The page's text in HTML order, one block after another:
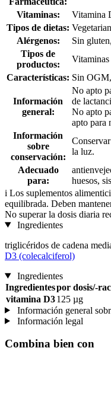
Vitaminas:
Vitamina
Tipos de dietas:
Alérgenos:
Sin
Tipos de
productos:
Vitaminas
Características: Sin
Información
general:
No apto
de
No apto
apto para
Información
sobre
conservación:
la luz.
Adecuado
para:
huesos,
i Los suplementos
equilibrada. Deben
No superar la dosis diaria
Ingredientes
triglicéridos de cadena
D3 (colecalciferol)
Ingredientes
Ingredientespor dosis/-
vitamina D3 125 µg
Información general
Información legal
Combina bien con